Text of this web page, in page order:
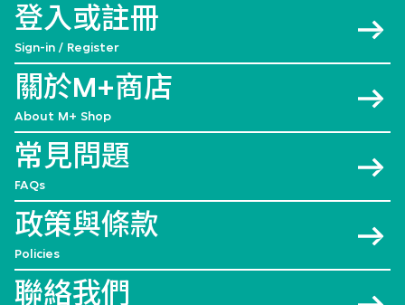
登入或註冊
Sign-in / Register
關於M+商店
About M+ Shop
常見問題
FAQs
政策與條款
Policies
聯絡我們